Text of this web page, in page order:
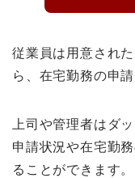
従業員は用意され
ら、在宅勤務の申
上司や管理者はダ
申請状況や在宅勤
ることができます。